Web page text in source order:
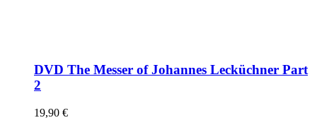
DVD The Messer of Johannes Lecküchner Part
2
19,90 €